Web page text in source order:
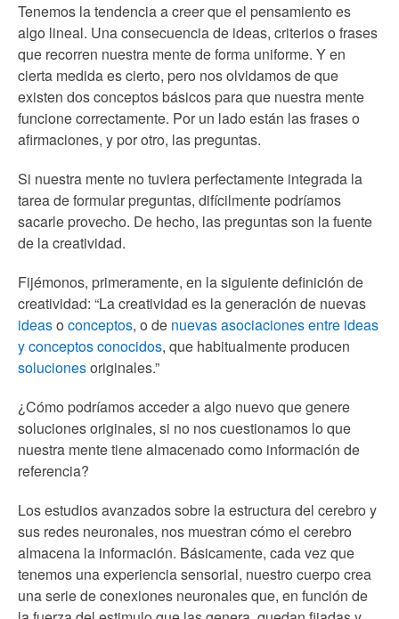
Tenemos la tendencia a creer que el pensamiento es
algo lineal. Una consecuencia de ideas, criterios o frases
que recorren nuestra mente de forma uniforme. Y en
cierta medida es cierto, pero nos olvidamos de que
existen dos conceptos básicos para que nuestra mente
funcione correctamente. Por un lado están las frases o
afirmaciones, y por otro, las preguntas.
Si nuestra mente no tuviera perfectamente integrada la
tarea de formular preguntas, difícilmente podríamos
sacarle provecho. De hecho, las preguntas son la fuente
de la creatividad.
Fijémonos, primeramente, en la siguiente definición de
creatividad: “La creatividad es la generación de nuevas
ideaso conceptos, o de nuevas asociaciones entre ideas
y conceptos conocidos, que habitualmente producen
solucionesoriginales.”
¿Cómo podríamos acceder a algo nuevo que genere
soluciones originales, si no nos cuestionamos lo que
nuestra mente tiene almacenado como información de
referencia?
Los estudios avanzados sobre la estructura del cerebro y
sus redes neuronales, nos muestran cómo el cerebro
almacena la información. Básicamente, cada vez que
tenemos una experiencia sensorial, nuestro cuerpo crea
una serie de conexiones neuronales que, en función de